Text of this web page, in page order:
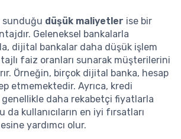
sunduğu düşük maliyetler ise bir
Geleneksel bankalarla
dijital bankalar daha düşük işlem
faiz oranları sunarak müşterilerini
Örneğin, birçok dijital banka, hesap
etmemektedir. Ayrıca, kredi
daha rekabetçi fiyatlarla
da kullanıcıların en iyi fırsatları
yardımcı olur.